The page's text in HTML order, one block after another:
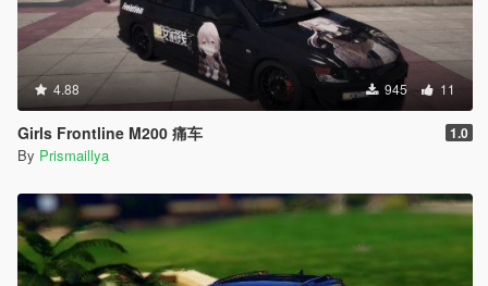
4.88 945 11
Girls Frontline M200 痛车 1.0
By Prismaillya